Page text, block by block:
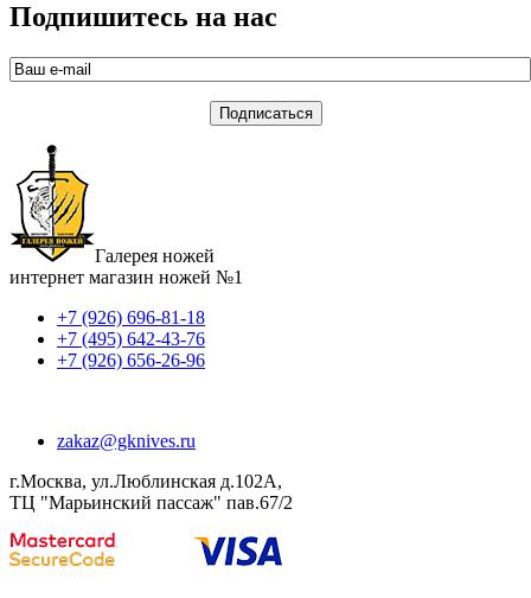
Подпишитесь на нас
Галерея ножей
интернет магазин ножей №1
+7 (926) 696-81-18
+7 (495) 642-43-76
+7 (926) 656-26-96
zakaz@gknives.ru
г.Москва, ул.Люблинская д.102А,
ТЦ "Марьинский пассаж" пав.67/2